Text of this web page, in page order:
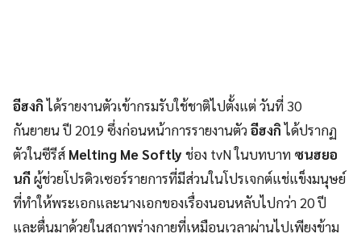
อีฮงกิได้รายงานตัวเข้ากรมรับใช้ชาติไปตั้งแต่ วันที่ 30
กันยายน ปี 2019 ซึ่งก่อนหน้าการรายงานตัวอีฮงกิได้ปรากฏ
ตัวในซีรีส์ Melting Me Softlyช่อง tvN ในบทบาท ซนฮยอ
นกีผู้ช่วยโปรดิวเซอร์รายการที่มีส่วนในโปรเจกต์แช่แข็งมนุษย์
ที่ทำให้พระเอกและนางเอกของเรื่องนอนหลับไปกว่า 20 ปี
และตื่นมาด้วยในสถาพร่างกายที่เหมือนเวลาผ่านไปเพียงข้าม